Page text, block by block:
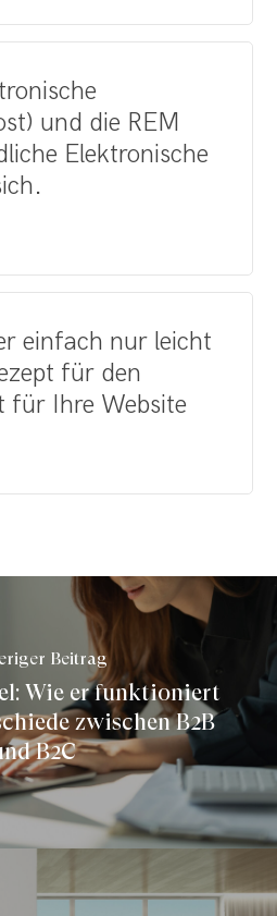
und die REM
Elektronische
einfach nur leicht
für den
für Ihre Website
Beitrag
Wie er funktioniert
zwischen B2B
B2C